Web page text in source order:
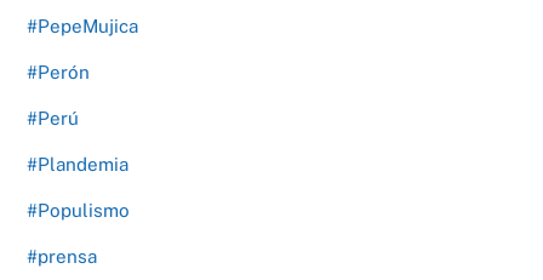
#PepeMujica
#Perón
#Perú
#Plandemia
#Populismo
#prensa